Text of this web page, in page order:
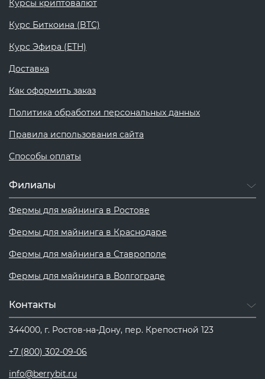
Курсы криптовалют
Курс Биткоина (BTC)
Курс Эфира (ETH)
Доставка
Как оформить заказ
Политика обработки персональных данных
Правила использования сайта
Способы оплаты
Филиалы
Фермы для майнинга в Ростове
Фермы для майнинга в Краснодаре
Фермы для майнинга в Ставрополе
Фермы для майнинга в Волгограде
Контакты
344000, г. Ростов-на-Дону, пер. Крепостной 123
+7 (800) 302-09-06
info@berrybit.ru